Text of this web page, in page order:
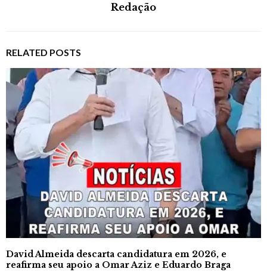
Redação
RELATED POSTS
David Almeida descarta candidatura em 2026, e
reafirma seu apoio a Omar Aziz e Eduardo Braga